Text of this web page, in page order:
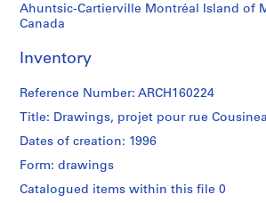
t
f
r
m
a
t
i
o
,
Ahuntsic-Cartierville Montréal Island of
Canada
Inventory
Reference Number: ARCH160224
Title: Drawings, projet pour rue
Dates of creation: 1996
Form: drawings
Catalogued items within this file 0